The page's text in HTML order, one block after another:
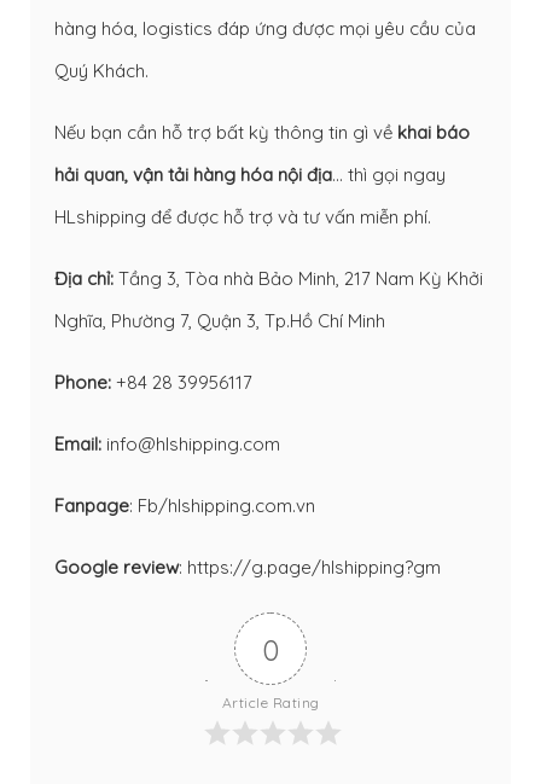
hàng hóa, logistics đáp ứng được mọi yêu cầu của
Quý Khách.
Nếu bạn cần hỗ trợ bất kỳ thông tin gì về khai báo
hải quan, vận tải hàng hóa nội địa… thì gọi ngay
HLshipping để được hỗ trợ và tư vấn miễn phí.
Địa chỉ: Tầng 3, Tòa nhà Bảo Minh, 217 Nam Kỳ Khởi
Nghĩa, Phường 7, Quận 3, Tp.Hồ Chí Minh
Phone: +84 28 39956117
Email: info@hlshipping.com
Fanpage: Fb/hlshipping.com.vn
Google review: https://g.page/hlshipping?gm
0
Article Rating